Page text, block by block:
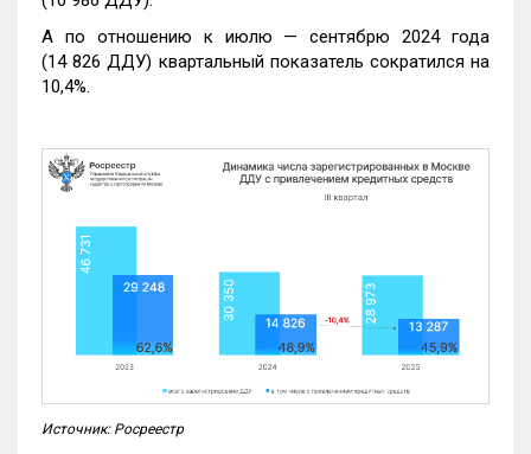
А по отношению к июлю — сентябрю 2024 года
(14 826 ДДУ) квартальный показатель сократился на
10,4%.
Источник: Росреестр